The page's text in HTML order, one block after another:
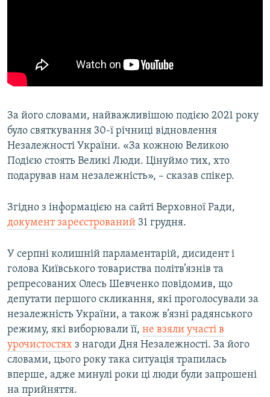
За його словами, найважливішою подією 2021 року
було святкування 30-ї річниці відновлення
Незалежності України. «За кожною Великою
Подією стоять Великі Люди. Цінуймо тих, хто
подарував нам незалежність», – сказав спікер.
Згідно з інформацією на сайті Верховної Ради,
документ зареєстрований 31 грудня.
У серпні колишній парламентарій, дисидент і
голова Київського товариства політв’язнів та
репресованих Олесь Шевченко повідомив, що
депутати першого скликання, які проголосували за
незалежність України, а також в’язні радянського
режиму, які виборювали її, не взяли участі в
урочистостях з нагоди Дня Незалежності. За його
словами, цього року така ситуація трапилась
вперше, адже минулі роки ці люди були запрошені
на прийняття.